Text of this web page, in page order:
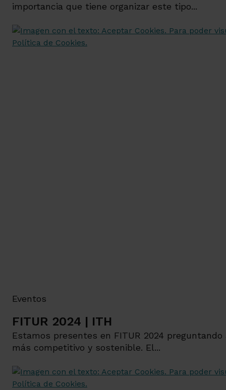
importancia que tiene organizar este tipo...
Eventos
FITUR 2024 | ITH
Estamos presentes en FITUR 2024
más competitivo y sostenible. El...